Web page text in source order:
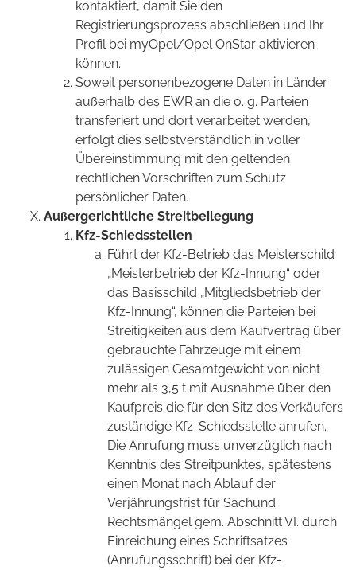
kontaktiert, damit Sie den
Registrierungsprozess abschließen und Ihr
Profil bei myOpel/Opel OnStar aktivieren
können.
Soweit personenbezogene Daten in Länder
außerhalb des EWR an die o. g. Parteien
transferiert und dort verarbeitet werden,
erfolgt dies selbstverständlich in voller
Übereinstimmung mit den geltenden
rechtlichen Vorschriften zum Schutz
persönlicher Daten.
Außergerichtliche Streitbeilegung
Kfz-Schiedsstellen
Führt der Kfz-Betrieb das Meisterschild
„Meisterbetrieb der Kfz-Innung“ oder
das Basisschild „Mitgliedsbetrieb der
Kfz-Innung“, können die Parteien bei
Streitigkeiten aus dem Kaufvertrag über
gebrauchte Fahrzeuge mit einem
zulässigen Gesamtgewicht von nicht
mehr als 3,5 t mit Ausnahme über den
Kaufpreis die für den Sitz des Verkäufers
zuständige Kfz-Schiedsstelle anrufen.
Die Anrufung muss unverzüglich nach
Kenntnis des Streitpunktes, spätestens
einen Monat nach Ablauf der
Verjährungsfrist für Sachund
Rechtsmängel gem. Abschnitt VI. durch
Einreichung eines Schriftsatzes
(Anrufungsschrift) bei der Kfz-